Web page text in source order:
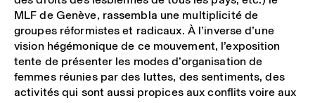
MLF de Genève, rassembla une multiplicité de
groupes réformistes et radicaux. À l’inverse d’une
vision hégémonique de ce mouvement, l’exposition
tente de présenter les modes d’organisation de
femmes réunies par des luttes, des sentiments, des
activités qui sont aussi propices aux conflits voire aux